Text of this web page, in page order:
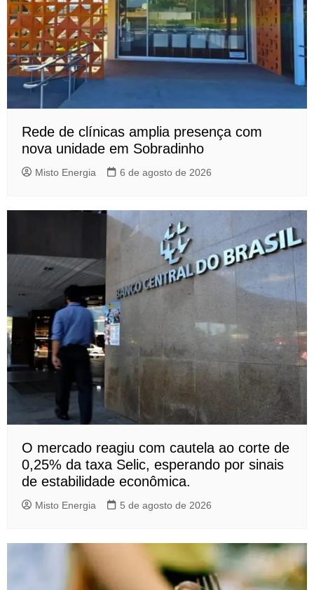
Rede de clínicas amplia presença com
nova unidade em Sobradinho
Misto Energia 6 de agosto de 2026
O mercado reagiu com cautela ao corte de
0,25% da taxa Selic, esperando por sinais
de estabilidade econômica.
Misto Energia 5 de agosto de 2026